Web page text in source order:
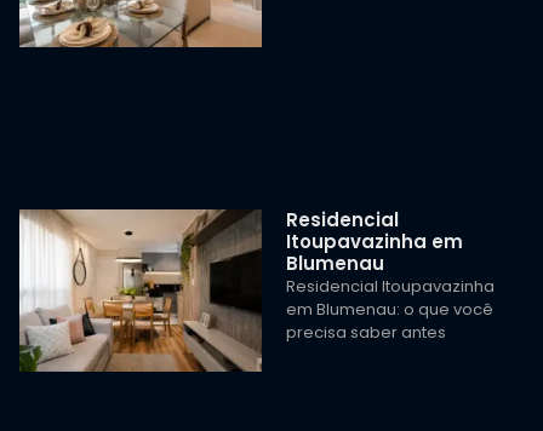
Residencial
Itoupavazinha em
Blumenau
Residencial Itoupavazinha
em Blumenau: o que você
precisa saber antes